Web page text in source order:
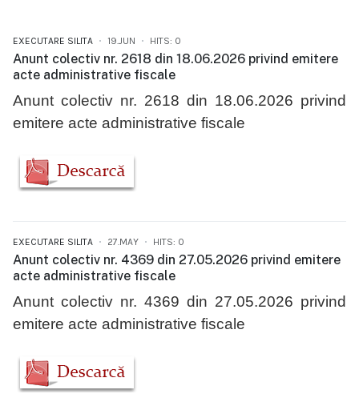
EXECUTARE SILITA 19.JUN HITS: 0
Anunt colectiv nr. 2618 din 18.06.2026 privind emitere
acte administrative fiscale
Anunt colectiv nr. 2618 din 18.06.2026 privind
emitere acte administrative fiscale
EXECUTARE SILITA 27.MAY HITS: 0
Anunt colectiv nr. 4369 din 27.05.2026 privind emitere
acte administrative fiscale
Anunt colectiv nr. 4369 din 27.05.2026 privind
emitere acte administrative fiscale